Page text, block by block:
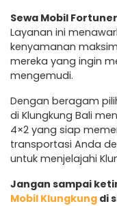
Sewa Mobil
Layanan ini
kenyamanan
mereka yang ingin
mengemudi.
Dengan beragam
di Klungkung Bali
4×2 yang siap
transportasi Anda
untuk menjelajahi
Jangan sampai
Mobil Klungkung di